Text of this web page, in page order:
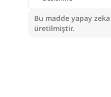
Bu madde yapay
üretilmiştir.